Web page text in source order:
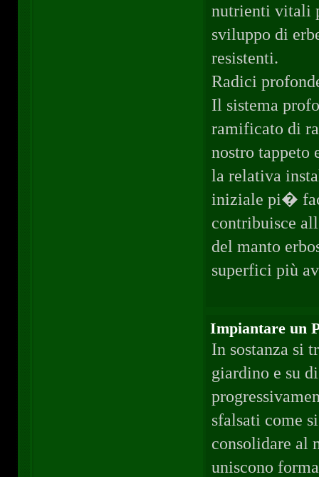
nutrienti vitali
sviluppo di
resistenti.
Radici
Il sistema
ramificato di
nostro tappeto
la relativa
iniziale pi�
contribuisce
del manto
superfici più
Impiantare un
In sostanza si
giardino e su
sfalsati come
consolidare al
uniscono